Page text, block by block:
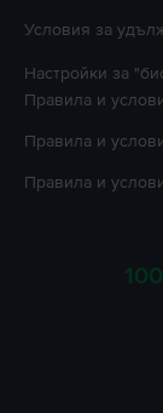
Условия за
Настройки за
Правила и
Правила и
Правила и